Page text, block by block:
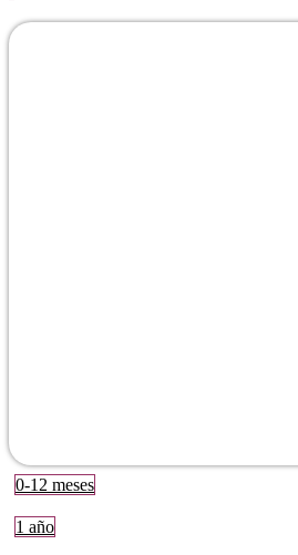
0-12 meses
1 año